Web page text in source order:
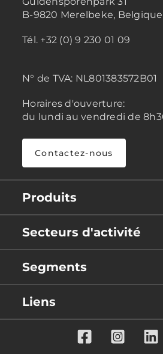
B-9820 Merelbeke, Belgique
Tél. +32 (0) 9 230 01 09
N° de TVA: NL801383572B01
Horaires d'ouverture:
du lundi au vendredi de
Contactez-nous
Produits
Secteurs d'activité
Segments
Liens